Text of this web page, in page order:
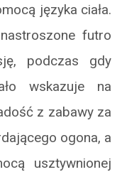
języka ciała.
futro
podczas gdy
wskazuje na
z zabawy za
ogona, a
usztywnionej